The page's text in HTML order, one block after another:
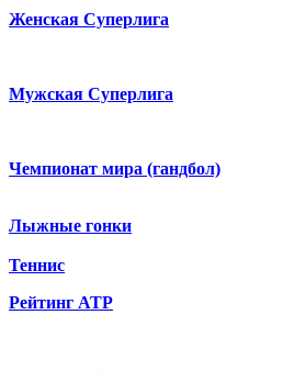
Женская Суперлига
Мужская Суперлига
Чемпионат мира (гандбол)
Лыжные гонки
Теннис
Рейтинг ATP